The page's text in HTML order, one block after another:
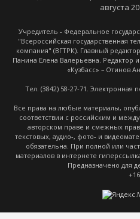
августа
Учредитель - Федеральное
"Всероссийская государственная
компания" (ВГТРК). Главный
Панина Елена Валерьевна. Редактор
«Кузбасс» – Отинов
Тел. (3842) 58-27-71. Электронная
Все права на любые материалы,
соответствии с российским и
авторском праве и смежных
текстовых, аудио-, фото- и
обязательна. При полной или
материалов в интернете
Предназначено для
+16